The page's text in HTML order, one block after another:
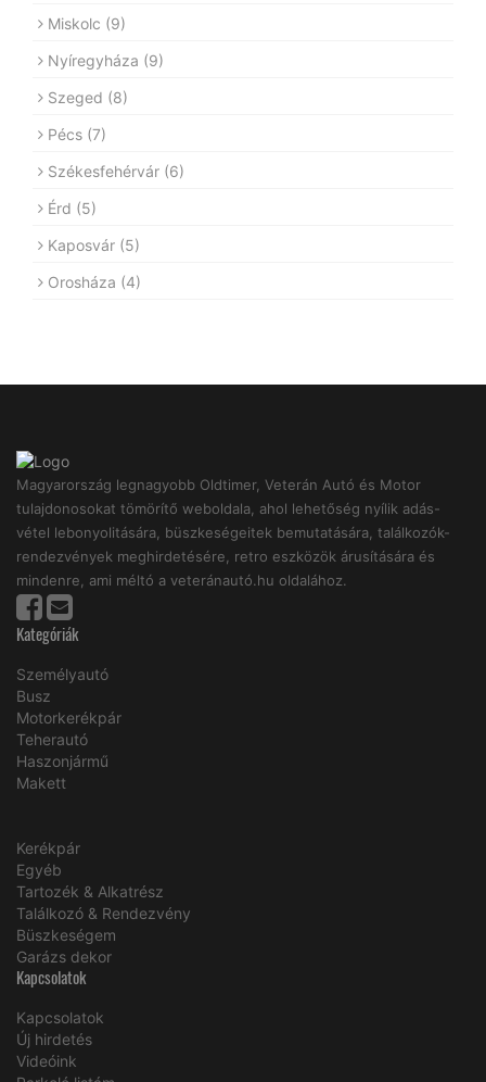
Miskolc (9)
Nyíregyháza (9)
Szeged (8)
Pécs (7)
Székesfehérvár (6)
Érd (5)
Kaposvár (5)
Orosháza (4)
Magyarország legnagyobb Oldtimer, Veterán Autó és Motor
tulajdonosokat tömörítő weboldala, ahol lehetőség nyílik adás-
vétel lebonyolitására, büszkeségeitek bemutatására, találkozók-
rendezvények meghirdetésére, retro eszközök árusítására és
mindenre, ami méltó a veteránautó.hu oldalához.
Kategóriák
Személyautó
Busz
Motorkerékpár
Teherautó
Haszonjármű
Makett
Kerékpár
Egyéb
Tartozék & Alkatrész
Találkozó & Rendezvény
Büszkeségem
Garázs dekor
Kapcsolatok
Kapcsolatok
Új hirdetés
Videóink